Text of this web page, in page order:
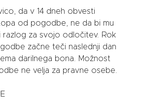
da v 14 dneh obvesti
od pogodbe, ne da bi mu
razlog za svojo odločitev. Rok
začne teči naslednji dan
darilnega bona. Možnost
ne velja za pravne osebe.